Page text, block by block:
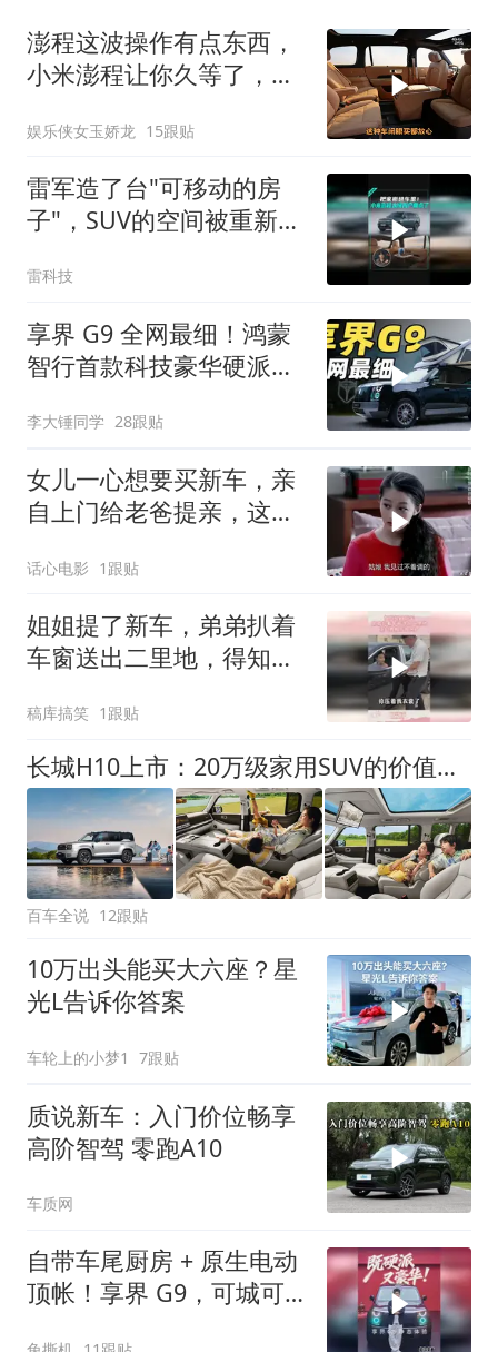
澎程这波操作有点东西，
小米澎程让你久等了，小
娱乐侠女玉娇龙 15跟贴
雷军造了台"可移动的房
子"，SUV的空间被重新定
雷科技
享界 G9 全网最细！鸿蒙
智行首款科技豪华硬派
升顶帐篷体验如何？！
李大锤同学 28跟贴
女儿一心想要买新车，亲
自上门给老爸提亲，这操
话心电影 1跟贴
姐姐提了新车，弟弟扒着
车窗送出二里地，得知真
稿库搞笑 1跟贴
长城H10上市：20万级家用SUV的价值，被重新定义了
百车全说 12跟贴
10万出头能买大六座？星
光L告诉你答案
车轮上的小梦1 7跟贴
质说新车：入门价位畅享
高阶智驾 零跑A10
车质网
自带车尾厨房 + 原生电动
顶帐！享界 G9，可城可